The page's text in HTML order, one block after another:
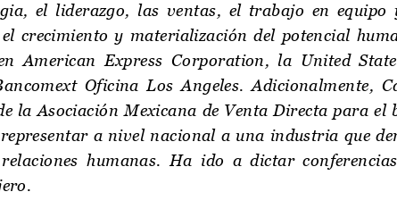
el liderazgo, las ventas, el trabajo en equipo
crecimiento y materialización del potencial
American Express Corporation, la United
Oficina Los Angeles. Adicionalmente,
la Asociación Mexicana de Venta Directa para el
a nivel nacional a una industria que
humanas. Ha ido a dictar